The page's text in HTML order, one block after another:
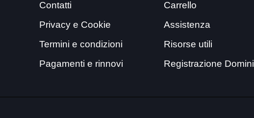
Contatti
Privacy e Cookie
Termini e condizioni
Pagamenti e rinnovi
Carrello
Assistenza
Risorse utili
Registrazione Domini